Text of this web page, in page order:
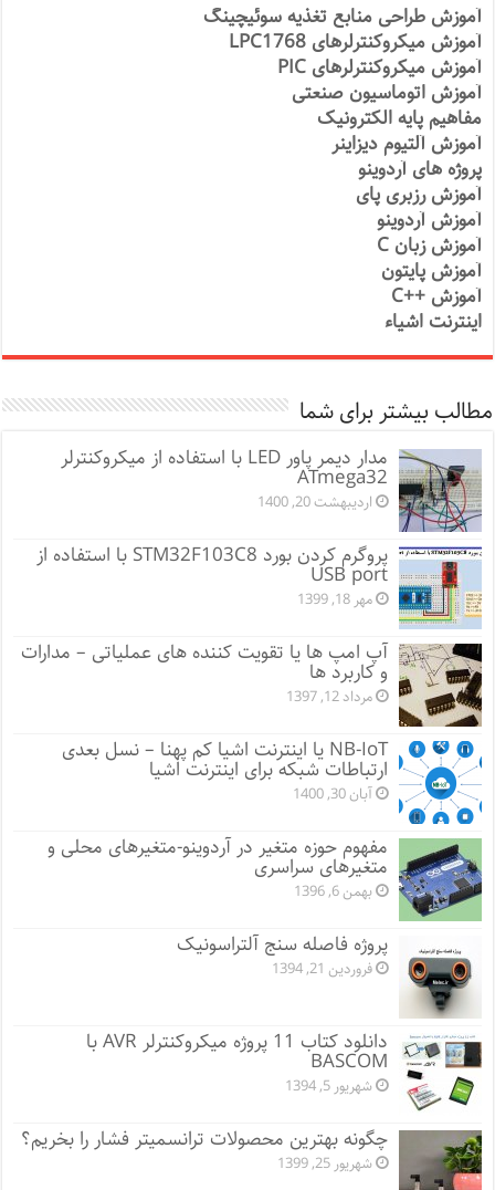
آموزش طراحی منابع تغذیه سوئیچینگ
آموزش میکروکنترلرهای LPC1768
آموزش میکروکنترلرهای PIC
آموزش اتوماسیون صنعتی
مفاهیم پایه الکترونیک
آموزش آلتیوم دیزاینر
پروژه های آردوینو
آموزش رزبری پای
آموزش آردوینو
آموزش زبان C
آموزش پایتون
آموزش ++C
اینترنت اشیاء
مطالب بیشتر برای شما
مدار دیمر پاور LED با استفاده از میکروکنترلر
ATmega32
اردیبهشت 20, 1400
پروگرم کردن بورد STM32F103C8 با استفاده از
USB port
مهر 18, 1399
آپ امپ ها یا تقویت کننده های عملیاتی – مدارات
و کاربرد ها
مرداد 12, 1397
NB-IoT یا اینترنت اشیا کم پهنا – نسل بعدی
ارتباطات شبکه برای اینترنت اشیا
آبان 30, 1400
مفهوم حوزه متغیر در آردوینو-متغیرهای محلی و
متغیرهای سراسری
بهمن 6, 1396
پروژه فاصله سنج آلتراسونیک
فروردین 21, 1394
دانلود کتاب 11 پروژه میکروکنترلر AVR با
BASCOM
شهریور 5, 1394
چگونه بهترین محصولات ترانسمیتر فشار را بخریم؟
شهریور 25, 1399